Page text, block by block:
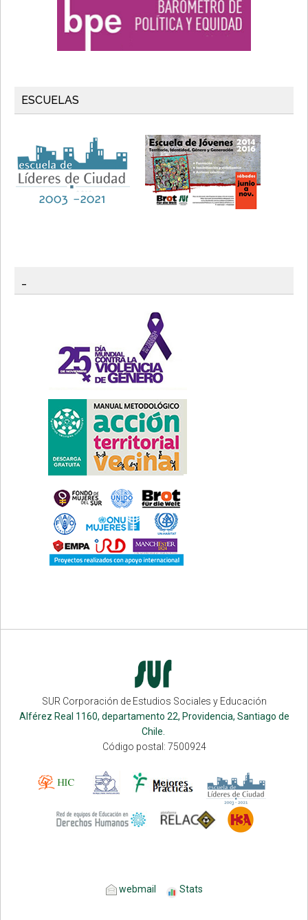
ESCUELAS
SUR Corporación de Estudios Sociales y Educación
Alférez Real 1160, departamento 22, Providencia, Santiago de
Chile.
Código postal: 7500924
webmail Stats